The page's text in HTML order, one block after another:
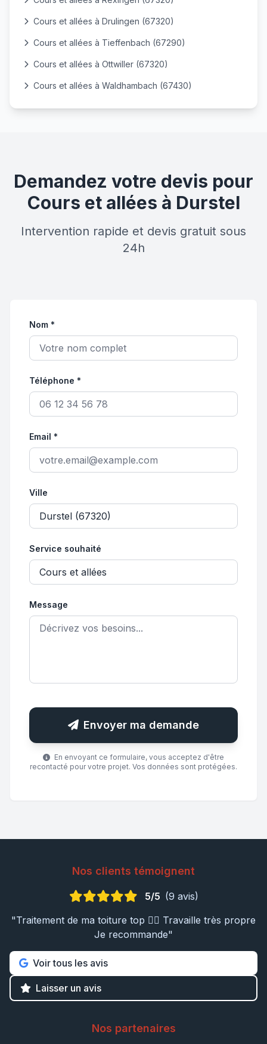
Cours et allées à Drulingen (67320)
Cours et allées à Tieffenbach (67290)
Cours et allées à Ottwiller (67320)
Cours et allées à Waldhambach (67430)
Demandez votre devis pour
Cours et allées à Durstel
Intervention rapide et devis gratuit sous
24h
Nom *
Téléphone *
Email *
Ville
Service souhaité
Message
Envoyer ma demande
En envoyant ce formulaire, vous acceptez d'être
recontacté pour votre projet. Vos données sont protégées.
Nos clients témoignent
5/5 (9 avis)
"Traitement de ma toiture top 👍🏼 Travaille très propre
Je recommande"
Voir tous les avis
Laisser un avis
Nos partenaires